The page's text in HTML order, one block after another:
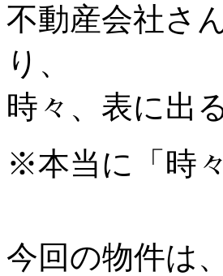
不動産会社さ
り、
時々、表に出
※本当に「時
今回の物件は